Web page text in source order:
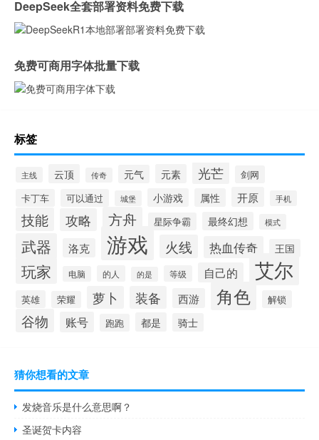
DeepSeek全套部署资料免费下载
免费可商用字体批量下载
标签
主线 云顶 传奇 元气 元素 光芒
剑网
卡丁车
可以通过 城堡 小游戏 属性 开原 手机
技能 攻略 方舟 星际争霸 最终幻想 模式
武器 洛克 游戏 火线 热血传奇 王国
玩家 电脑 的人 的是 等级 自己的 艾尔
英雄 荣耀 萝卜 装备 西游 角色 解锁
谷物 账号 跑跑 都是 骑士
猜你想看的文章
发烧音乐是什么意思啊？
圣诞贺卡内容